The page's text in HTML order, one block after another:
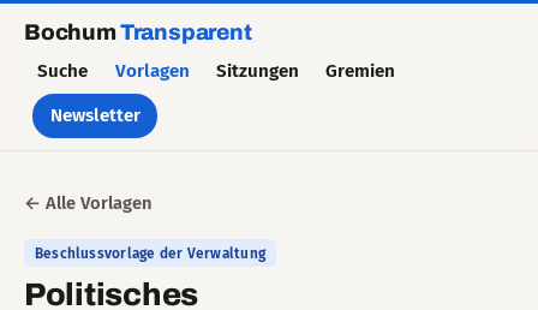
BochumTransparent
Suche Vorlagen Sitzungen Gremien
Newsletter
← Alle Vorlagen
Beschlussvorlage der Verwaltung
Politisches